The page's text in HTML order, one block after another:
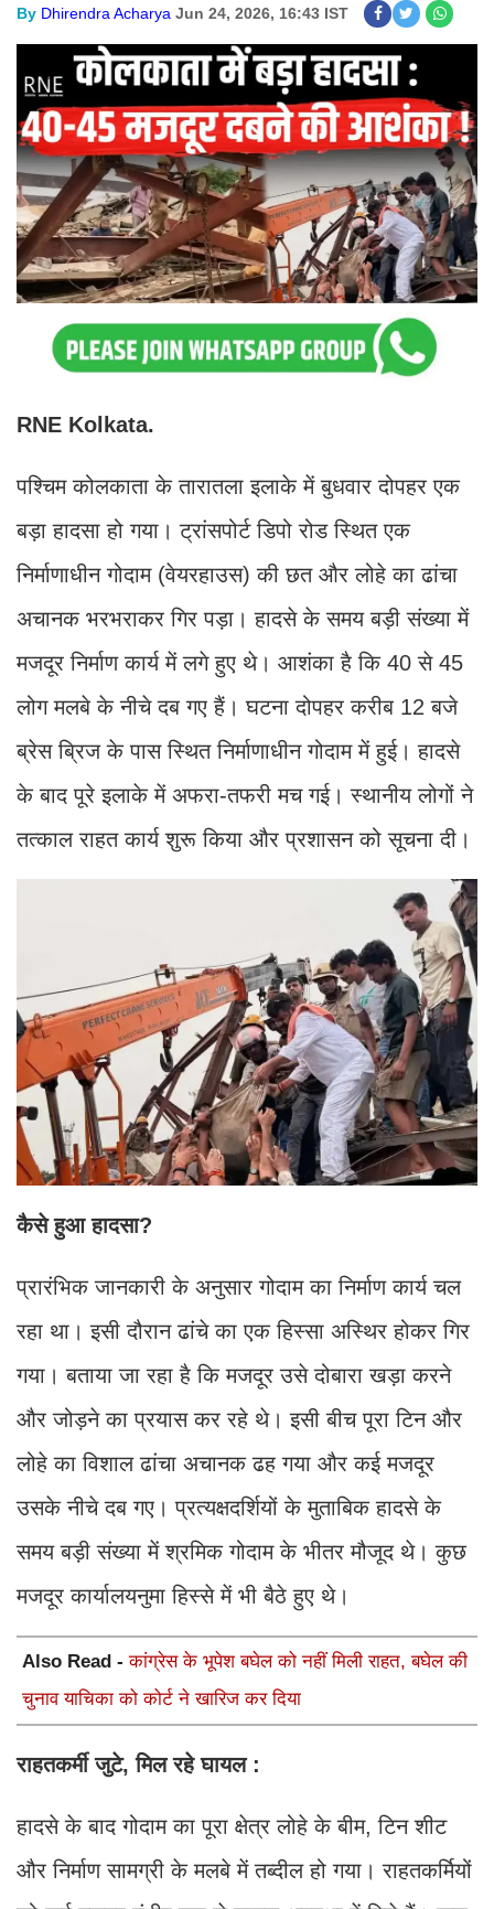
By Dhirendra Acharya Jun 24, 2026, 16:43 IST
RNE Kolkata.
पश्चिम कोलकाता के तारातला इलाके में बुधवार दोपहर एक
बड़ा हादसा हो गया। ट्रांसपोर्ट डिपो रोड स्थित एक
निर्माणाधीन गोदाम (वेयरहाउस) की छत और लोहे का ढांचा
अचानक भरभराकर गिर पड़ा। हादसे के समय बड़ी संख्या में
मजदूर निर्माण कार्य में लगे हुए थे। आशंका है कि 40 से 45
लोग मलबे के नीचे दब गए हैं। घटना दोपहर करीब 12 बजे
ब्रेस ब्रिज के पास स्थित निर्माणाधीन गोदाम में हुई। हादसे
के बाद पूरे इलाके में अफरा-तफरी मच गई। स्थानीय लोगों ने
तत्काल राहत कार्य शुरू किया और प्रशासन को सूचना दी।
कैसे हुआ हादसा?
प्रारंभिक जानकारी के अनुसार गोदाम का निर्माण कार्य चल
रहा था। इसी दौरान ढांचे का एक हिस्सा अस्थिर होकर गिर
गया। बताया जा रहा है कि मजदूर उसे दोबारा खड़ा करने
और जोड़ने का प्रयास कर रहे थे। इसी बीच पूरा टिन और
लोहे का विशाल ढांचा अचानक ढह गया और कई मजदूर
उसके नीचे दब गए। प्रत्यक्षदर्शियों के मुताबिक हादसे के
समय बड़ी संख्या में श्रमिक गोदाम के भीतर मौजूद थे। कुछ
मजदूर कार्यालयनुमा हिस्से में भी बैठे हुए थे।
Also Read -कांग्रेस के भूपेश बघेल को नहीं मिली राहत, बघेल की
चुनाव याचिका को कोर्ट ने खारिज कर दिया
राहतकर्मी जुटे, मिल रहे घायल :
हादसे के बाद गोदाम का पूरा क्षेत्र लोहे के बीम, टिन शीट
और निर्माण सामग्री के मलबे में तब्दील हो गया। राहतकर्मियों